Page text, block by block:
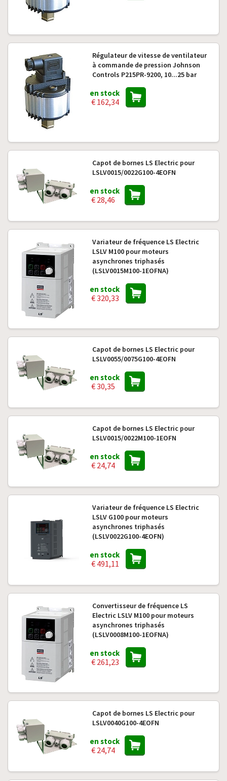
Régulateur de vitesse de ventilateur
à commande de pression Johnson
Controls P215PR-9200, 10...25 bar
en stock
€ 162,34
Capot de bornes LS Electric pour
LSLV0015/0022G100-4EOFN
en stock
€ 28,46
Variateur de fréquence LS Electric
LSLV M100 pour moteurs
asynchrones triphasés
(LSLV0015M100-1EOFNA)
en stock
€ 320,33
Capot de bornes LS Electric pour
LSLV0055/0075G100-4EOFN
en stock
€ 30,35
Capot de bornes LS Electric pour
LSLV0015/0022M100-1EOFN
en stock
€ 24,74
Variateur de fréquence LS Electric
LSLV G100 pour moteurs
asynchrones triphasés
(LSLV0022G100-4EOFN)
en stock
€ 491,11
Convertisseur de fréquence LS
Electric LSLV M100 pour moteurs
asynchrones triphasés
(LSLV0008M100-1EOFNA)
en stock
€ 261,23
Capot de bornes LS Electric pour
LSLV0040G100-4EOFN
en stock
€ 24,74